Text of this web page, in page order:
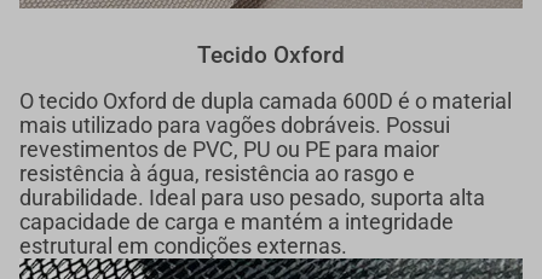
Tecido Oxford
O tecido Oxford de dupla camada 600D é o material
mais utilizado para vagões dobráveis. Possui
revestimentos de PVC, PU ou PE para maior
resistência à água, resistência ao rasgo e
durabilidade. Ideal para uso pesado, suporta alta
capacidade de carga e mantém a integridade
estrutural em condições externas.